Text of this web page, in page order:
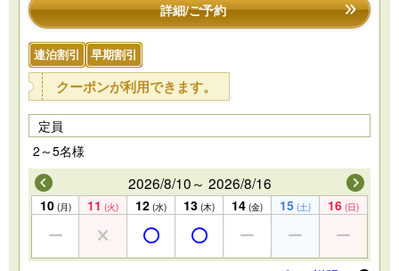
詳細/ご予約
連泊割引 早期割引
クーポンが利用できます。
定員
2～5名様
2026/8/10～ 2026/8/16
10 (月) 11 (火) 12 (水) 13 (木) 14 (金) 15 (土) 16 (日)